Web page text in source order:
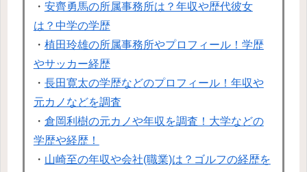
・ 安齊勇馬の所属事務所は？年収や歴代彼女
は？中学の学歴
・ 植田玲雄の所属事務所やプロフィール！学歴
やサッカー経歴
・ 長田寛太の学歴などのプロフィール！年収や
元カノなどを調査
・ 倉岡利樹の元カノや年収を調査！大学などの
学歴や経歴！
・ 山崎至の年収や会社(職業)は？ゴルフの経歴を